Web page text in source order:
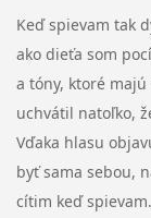
Keď spievam tak
ako dieťa som
a tóny, ktoré majú
uchvátil natoľko,
Vďaka hlasu
byť sama sebou,
cítim keď